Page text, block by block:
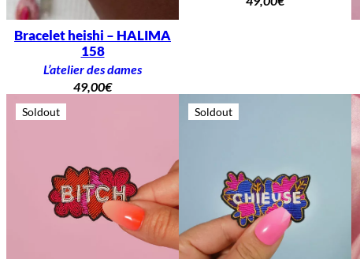
Bracelet heishi – HALIMA
158
L’atelier des dames
49,00€
Soldout Soldout